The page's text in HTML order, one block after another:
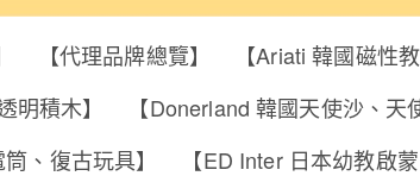
【代理品牌總覽】 【Ariati 韓國磁性
明積木】
【Donerland 韓國天使沙、天
、復古玩具】
【ED Inter 日本幼教啟